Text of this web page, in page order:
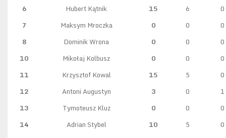
6
Hubert Kątnik 15 6
0
7
Maksym Mroczka 0 0
0
8
Dominik Wrona 0 0
0
10
Mikołaj Kolbusz 0 0
0
11
Krzysztof Kowal 15 5
0
12
Antoni Augustyn 3 0
1
13
Tymoteusz Kluz 0 0
0
14
Adrian Stybel 10 5
0